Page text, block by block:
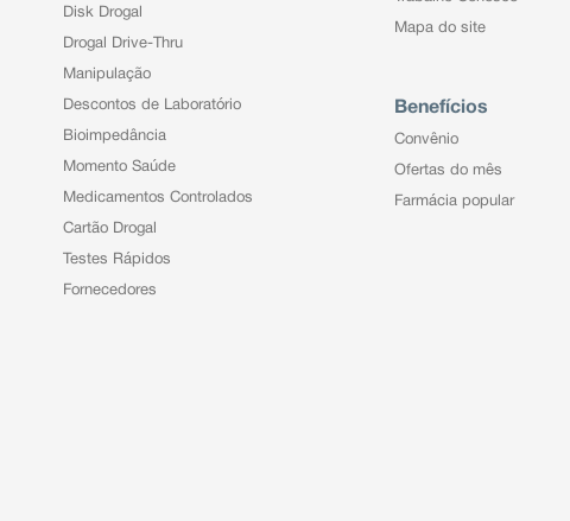
Disk Drogal
Drogal Drive-Thru
Manipulação
Descontos de Laboratório
Bioimpedância
Momento Saúde
Medicamentos Controlados
Cartão Drogal
Testes Rápidos
Fornecedores
Mapa do site
Benefícios
Convênio
Ofertas do mês
Farmácia popular